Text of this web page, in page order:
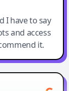
I have to say
and access
it.